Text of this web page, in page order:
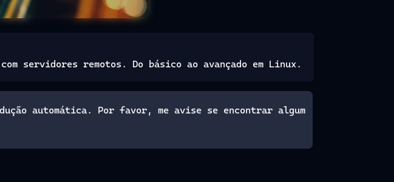
servidores remotos. Do básico ao avançado em Linux.
automática. Por favor, me avise se encontrar algum